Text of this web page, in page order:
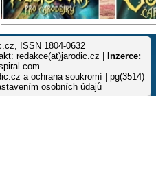
ISSN 1804-0632
redakce(at)jarodic.cz |
Inzerce:
a ochrana soukromí | pg(3514)
osobních údajů